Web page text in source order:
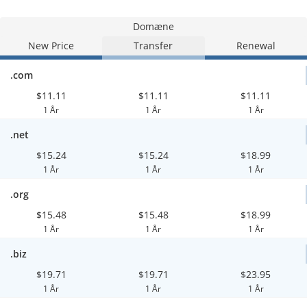
Domæne
New Price
Transfer Renewal
.com
$11.11
1 År
$11.11
1 År
$11.11
1 År
.net
$15.24
1 År
$15.24
1 År
$18.99
1 År
.org
$15.48
1 År
$15.48
1 År
$18.99
1 År
.biz
$19.71
1 År
$19.71
1 År
$23.95
1 År